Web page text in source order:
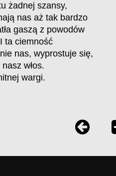
żadnej szansy,
nas aż tak bardzo
gaszą z powodów
ta ciemność
nas, wyprostuje się,
włos.
wargi.